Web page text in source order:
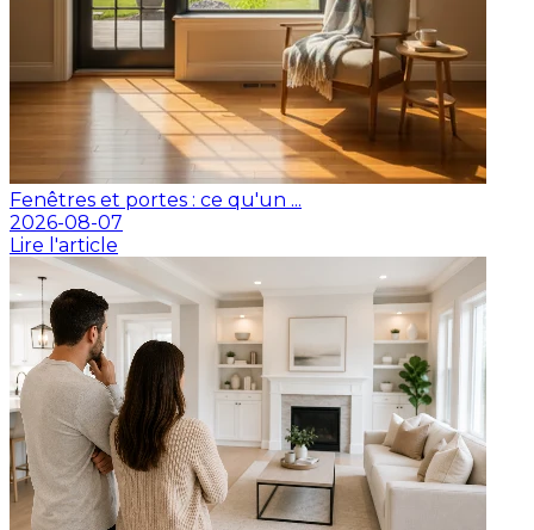
Fenêtres et portes : ce qu'un ...
2026-08-07
Lire l'article